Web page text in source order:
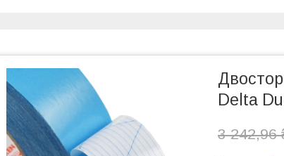
Delta
3 242,96